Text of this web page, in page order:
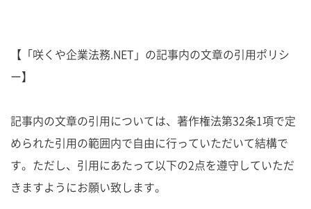
【「咲くや企業法務.NET」の記事内の文章の引用ポリシ
ー】
記事内の文章の引用については、著作権法第32条1項で定
められた引用の範囲内で自由に行っていただいて結構で
す。ただし、引用にあたって以下の2点を遵守していただ
きますようにお願い致します。